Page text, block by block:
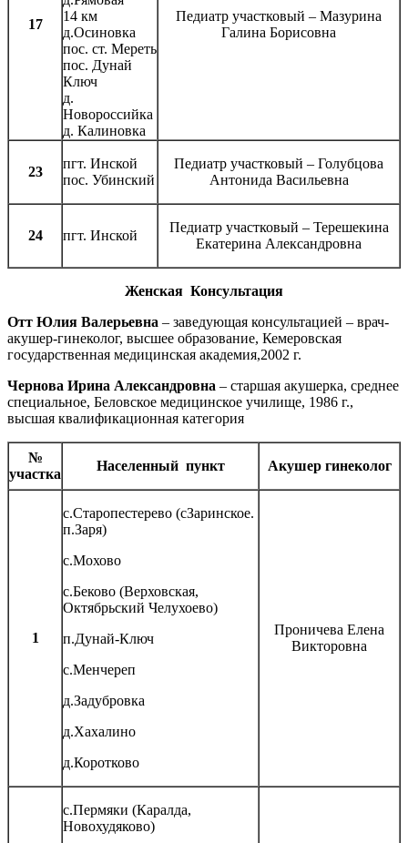
17
14 км
д.Осиновка
пос. ст. Мереть
пос. Дунай
Ключ
д.
Новороссийка
д. Калиновка
Педиатр участковый – Мазурина
Галина Борисовна
23
пгт. Инской
пос. Убинский
Педиатр участковый – Голубцова
Антонида Васильевна
24 пгт. Инской
Педиатр участковый – Терешекина
Екатерина Александровна
Женская Консультация
Отт Юлия Валерьевна – заведующая консультацией – врач-
акушер-гинеколог, высшее образование, Кемеровская
государственная медицинская академия,2002 г.
Чернова Ирина Александровна – старшая акушерка, среднее
специальное, Беловское медицинское училище, 1986 г.,
высшая квалификационная категория
№
участка
Населенный пункт Акушер гинеколог
1
с.Старопестерево (сЗаринское.
п.Заря)
с.Мохово
с.Беково (Верховская,
Октябрьский Челухоево)
п.Дунай-Ключ
с.Менчереп
д.Задубровка
д.Хахалино
д.Коротково
Проничева Елена
Викторовна
с.Пермяки (Каралда,
Новохудяково)